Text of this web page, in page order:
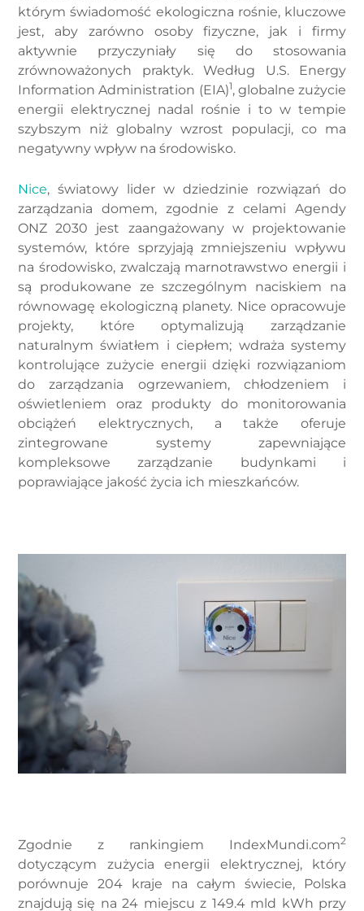
którym świadomość ekologiczna rośnie, kluczowe
jest, aby zarówno osoby fizyczne, jak i firmy
aktywnie przyczyniały się do stosowania
zrównoważonych praktyk. Według U.S. Energy
Information Administration (EIA)1, globalne zużycie
energii elektrycznej nadal rośnie i to w tempie
szybszym niż globalny wzrost populacji, co ma
negatywny wpływ na środowisko.
Nice, światowy lider w dziedzinie rozwiązań do
zarządzania domem, zgodnie z celami Agendy
ONZ 2030 jest zaangażowany w projektowanie
systemów, które sprzyjają zmniejszeniu wpływu
na środowisko, zwalczają marnotrawstwo energii i
są produkowane ze szczególnym naciskiem na
równowagę ekologiczną planety. Nice opracowuje
projekty, które optymalizują zarządzanie
naturalnym światłem i ciepłem; wdraża systemy
kontrolujące zużycie energii dzięki rozwiązaniom
do zarządzania ogrzewaniem, chłodzeniem i
oświetleniem oraz produkty do monitorowania
obciążeń elektrycznych, a także oferuje
zintegrowane systemy zapewniające
kompleksowe zarządzanie budynkami i
poprawiające jakość życia ich mieszkańców.
Zgodnie z rankingiem IndexMundi.com2
dotyczącym zużycia energii elektrycznej, który
porównuje 204 kraje na całym świecie, Polska
znajdują się na 24 miejscu z 149.4 mld kWh przy